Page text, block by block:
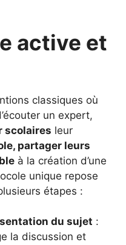
active et
classiques où
un expert,
scolaires leur
partager leurs
à la création d’une
unique repose
étapes :
du sujet :
la discussion et